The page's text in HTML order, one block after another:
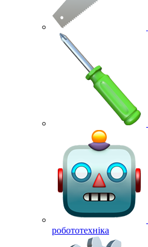
робототехніка